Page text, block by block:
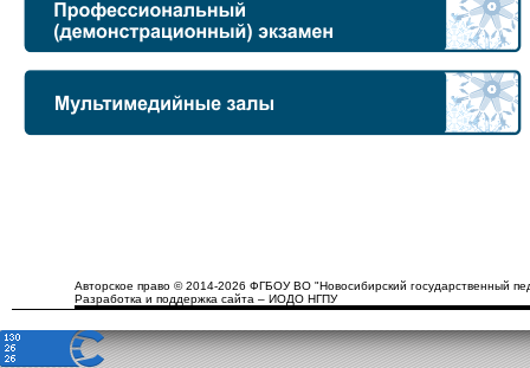
Авторское право © 2014-2026 ФГБОУ ВО "Новосибирский государственный
Разработка и поддержка сайта – ИОДО НГПУ